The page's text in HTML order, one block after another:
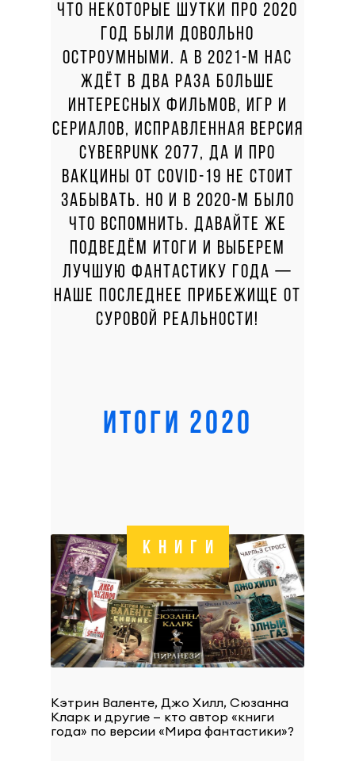
ЧТО НЕКОТОРЫЕ ШУТКИ ПРО 2020
ГОД БЫЛИ ДОВОЛЬНО
ОСТРОУМНЫМИ. А В 2021-М НАС
ЖДЁТ В ДВА РАЗА БОЛЬШЕ
ИНТЕРЕСНЫХ ФИЛЬМОВ, ИГР И
СЕРИАЛОВ, ИСПРАВЛЕННАЯ ВЕРСИЯ
CYBERPUNK 2077, ДА И ПРО
ВАКЦИНЫ ОТ COVID-19 НЕ СТОИТ
ЗАБЫВАТЬ. НО И В 2020-М БЫЛО
ЧТО ВСПОМНИТЬ. ДАВАЙТЕ ЖЕ
ПОДВЕДЁМ ИТОГИ И ВЫБЕРЕМ
ЛУЧШУЮ ФАНТАСТИКУ ГОДА —
НАШЕ ПОСЛЕДНЕЕ ПРИБЕЖИЩЕ ОТ
СУРОВОЙ РЕАЛЬНОСТИ!
ИТОГИ 2020
КНИГИ
Кэтрин Валенте, Джо Хилл, Сюзанна
Кларк и другие — кто автор «книги
года» по версии «Мира фантастики»?